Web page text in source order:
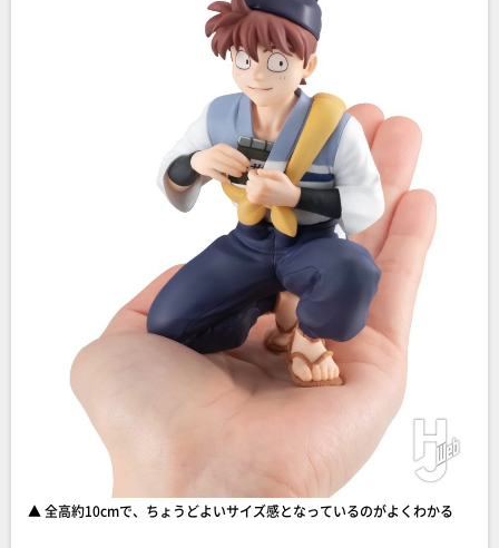
▲ 全高約10cmで、ちょうどよいサイズ感となっているのがよくわかる